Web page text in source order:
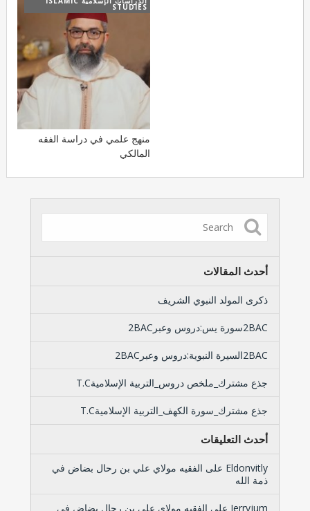
STUDIES
منهج علمي في دراسة الفقه
المالكي
أحدث المقالات
ذكرى المولد النبوي الشريف
2BACسورة يس:دروس وعبر2BAC
2BACالسيرة النبوية:دروس وعبر2BAC
جذع مشترك_ملخص دروس_التربية الإسلاميةT.C
جذع مشترك_سورة الكهف_التربية الإسلاميةT.C
أحدث التعليقات
Eldonvitly على الفقيه مولاي علي بن رحال بضاض في
ذمة الله
Jerryjum على الفقيه مولاي علي بن رحال بضاض في